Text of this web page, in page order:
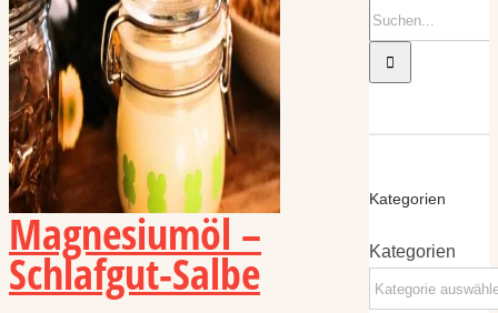
Magnesiumöl –
Schlafgut-Salbe
Kategorien
Kategorien